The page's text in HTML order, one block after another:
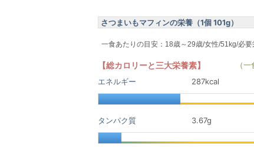
さつまいもマフィンの栄養（1個 101g）
一食あたりの目安：18歳～29歳/女性/51kg/必
【総カロリーと三大栄養素】
（
エネルギー
287kcal
タンパク質 3.67g